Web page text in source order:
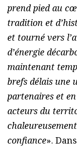
prend pied au
tradition et
et tourné vers
d’énergie
maintenant
brefs délais une
partenaires et
acteurs du
confiance».